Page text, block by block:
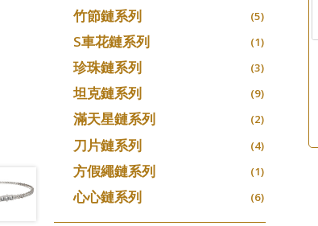
竹節鏈系列 (5)
S車花鏈系列 (1)
珍珠鏈系列 (3)
坦克鏈系列 (9)
滿天星鏈系列 (2)
刀片鏈系列 (4)
方假繩鏈系列 (1)
心心鏈系列 (6)